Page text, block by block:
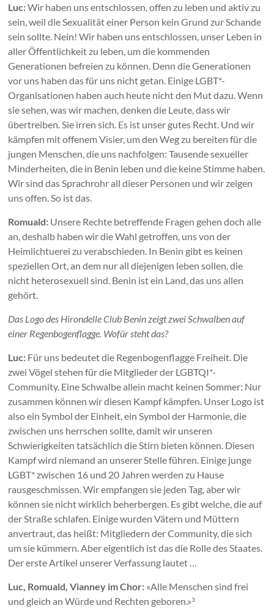
Luc:Wir haben uns entschlossen, offen zu leben und aktiv zu
sein, weil die Sexualität einer Person kein Grund zur Schande
sein sollte. Nein! Wir haben uns entschlossen, unser Leben in
aller Öffentlichkeit zu leben, um die kommenden
Generationen befreien zu können. Denn die Generationen
vor uns haben das für uns nicht getan. Einige LGBT*-
Organisationen haben auch heute nicht den Mut dazu. Wenn
sie sehen, was wir machen, denken die Leute, dass wir
übertreiben. Sie irren sich. Es ist unser gutes Recht. Und wir
kämpfen mit offenem Visier, um den Weg zu bereiten für die
jungen Menschen, die uns nachfolgen: Tausende sexueller
Minderheiten, die in Benin leben und die keine Stimme haben.
Wir sind das Sprachrohr all dieser Personen und wir zeigen
uns offen. So ist das.
Romuald: Unsere Rechte betreffende Fragen gehen doch alle
an, deshalb haben wir die Wahl getroffen, uns von der
Heimlichtuerei zu verabschieden. In Benin gibt es keinen
speziellen Ort, an dem nur all diejenigen leben sollen, die
nicht heterosexuell sind. Benin ist ein Land, das uns allen
gehört.
Das Logo des Hirondelle Club Benin zeigt zwei Schwalben auf
einer Regenbogenflagge. Wofür steht das?
Luc: Für uns bedeutet die Regenbogenflagge Freiheit. Die
zwei Vögel stehen für die Mitglieder der LGBTQI*-
Community. Eine Schwalbe allein macht keinen Sommer: Nur
zusammen können wir diesen Kampf kämpfen. Unser Logo ist
also ein Symbol der Einheit, ein Symbol der Harmonie, die
zwischen uns herrschen sollte, damit wir unseren
Schwierigkeiten tatsächlich die Stirn bieten können. Diesen
Kampf wird niemand an unserer Stelle führen. Einige junge
LGBT* zwischen 16 und 20 Jahren werden zu Hause
rausgeschmissen. Wir empfangen sie jeden Tag, aber wir
können sie nicht wirklich beherbergen. Es gibt welche, die auf
der Straße schlafen. Einige wurden Vätern und Müttern
anvertraut, das heißt: Mitgliedern der Community, die sich
um sie kümmern. Aber eigentlich ist das die Rolle des Staates.
Der erste Artikel unserer Verfassung lautet …
Luc, Romuald, Vianney im Chor: «Alle Menschen sind frei
und gleich an Würde und Rechten geboren.»3